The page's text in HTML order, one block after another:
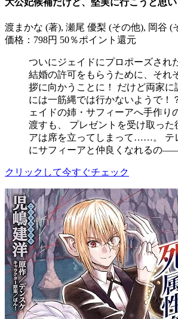
大公妃候補だけど、堅実に行こうと思
渡まかな (著), 瀬尾 優梨 (その他), 岡谷 (
価格：798円 50％ポイント還元
ついにジェイドにプロポーズされ
結婚の許可をもらうために、それ
拶に向かうことに！ だけど両家に
には一筋縄では行かないようで！
ェイドの姉・サフィーアへ手作り
渡すも、 プレゼントを受け取った
アは席を立ってしまって……。 テ
にサフィーアと仲良くなれるの
クリックして今すぐチェック